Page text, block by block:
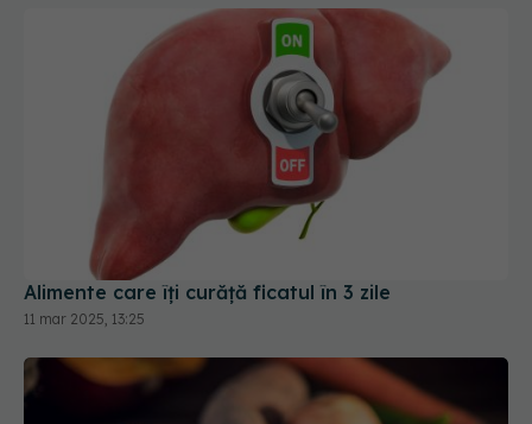
Alimente care îți curăță ficatul în 3 zile
11 mar 2025, 13:25